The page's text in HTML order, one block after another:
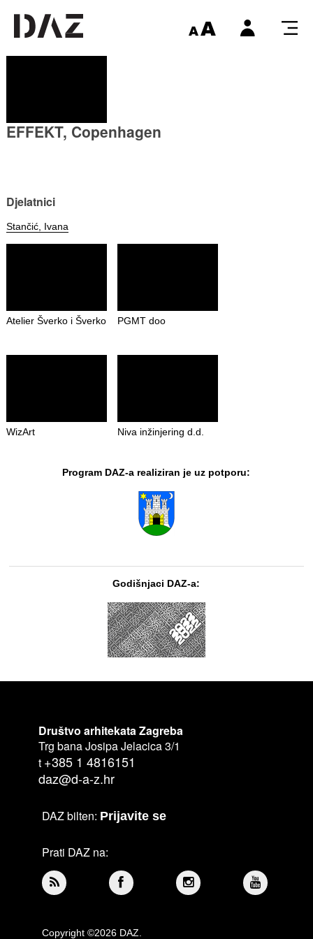
EFFEKT, Copenhagen
Djelatnici
Stančić, Ivana
Atelier Šverko i Šverko PGMT doo
WizArt Niva inžinjering d.d.
Program DAZ-a realiziran je uz potporu:
Godišnjaci DAZ-a:
Društvo arhitekata Zagreba
Trg bana Josipa Jelacica 3/1
t +385 1 4816151
daz@d-a-z.hr
DAZ bilten: Prijavite se
Prati DAZ na:
Copyright ©2026 DAZ.